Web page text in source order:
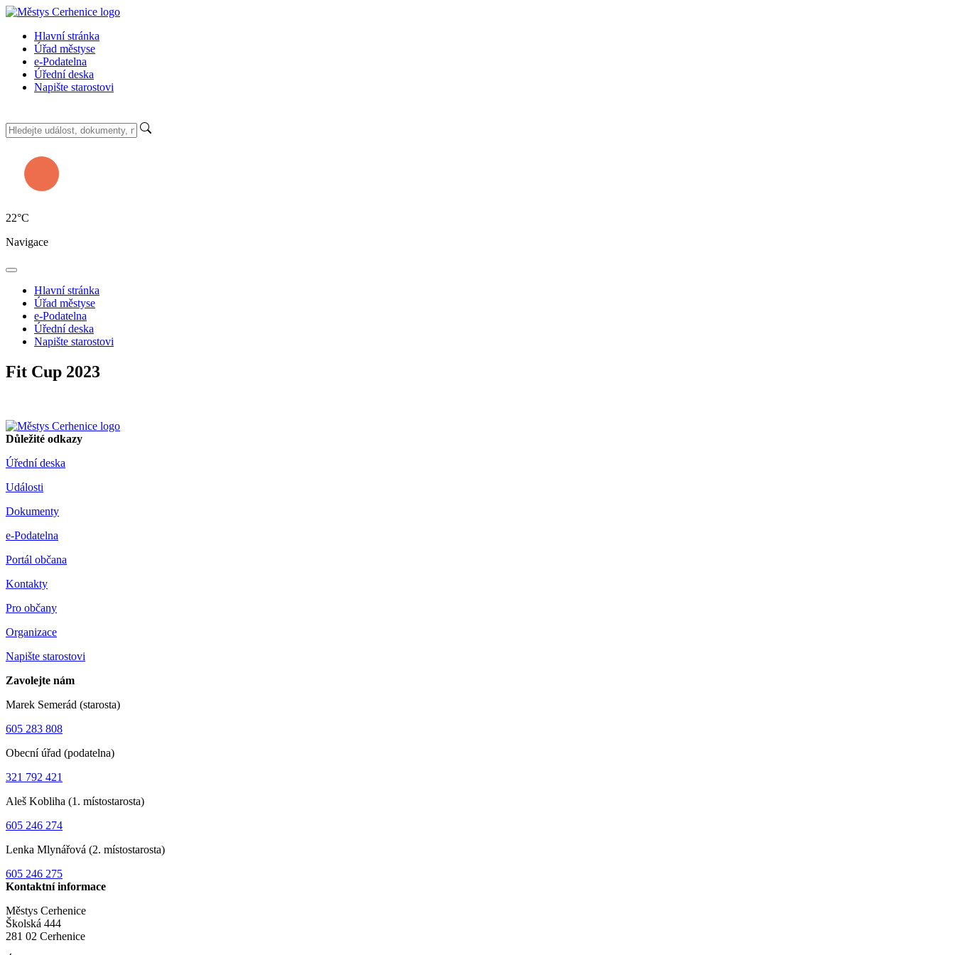
Hlavní stránka
Úřad městyse
e-Podatelna
Úřední deska
Napište starostovi
22°C
Navigace
Hlavní stránka
Úřad městyse
e-Podatelna
Úřední deska
Napište starostovi
Fit Cup 2023
Důležité odkazy
Úřední deska
Události
Dokumenty
e-Podatelna
Portál občana
Kontakty
Pro občany
Organizace
Napište starostovi
Zavolejte nám
Marek Semerád (starosta)
605 283 808
Obecní úřad (podatelna)
321 792 421
Aleš Kobliha (1. místostarosta)
605 246 274
Lenka Mlynářová (2. místostarosta)
605 246 275
Kontaktní informace
Městys Cerhenice
Školská 444
281 02 Cerhenice